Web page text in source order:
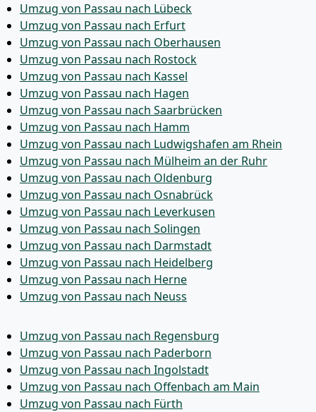
Umzug von Passau nach Lübeck
Umzug von Passau nach Erfurt
Umzug von Passau nach Oberhausen
Umzug von Passau nach Rostock
Umzug von Passau nach Kassel
Umzug von Passau nach Hagen
Umzug von Passau nach Saarbrücken
Umzug von Passau nach Hamm
Umzug von Passau nach Ludwigshafen am Rhein
Umzug von Passau nach Mülheim an der Ruhr
Umzug von Passau nach Oldenburg
Umzug von Passau nach Osnabrück
Umzug von Passau nach Leverkusen
Umzug von Passau nach Solingen
Umzug von Passau nach Darmstadt
Umzug von Passau nach Heidelberg
Umzug von Passau nach Herne
Umzug von Passau nach Neuss
Umzug von Passau nach Regensburg
Umzug von Passau nach Paderborn
Umzug von Passau nach Ingolstadt
Umzug von Passau nach Offenbach am Main
Umzug von Passau nach Fürth